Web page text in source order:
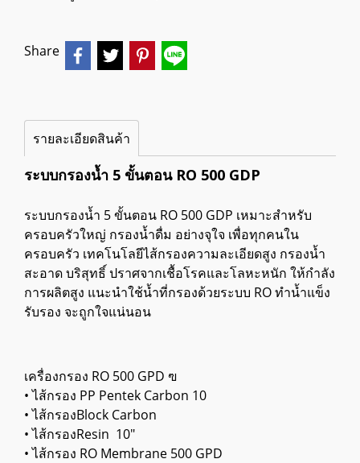
Share
รายละเอียดสินค้า
ระบบกรองน้ำ 5 ขั้นตอน RO 500 GDP
ระบบกรองน้ำ 5 ขั้นตอน RO 500 GDP เหมาะสำหรับ
ครอบครัวใหญ่ กรองน้ำดื่ม อย่างจุใจ เพื่อทุกคนใน
ครอบครัว เทคโนโลยีไส้กรองความละเอียดสูง กรองน้ำ
สะอาด บริสุทธิ์ ปราศจากเชื้อโรคและโลหะหนัก ให้กำลัง
การผลิตสูง แนะนำใช้น้ำที่กรองด้วยระบบ RO ทำน้ำแข็ง
รับรอง จะถูกใจแน่นอน
เครื่องกรอง RO 500 GPD ฃ
• ไส้กรอง PP Pentek Carbon 10
• ไส้กรองBlock Carbon
• ไส้กรองResin 10″
• ไส้กรอง RO Membrane 500 GPD